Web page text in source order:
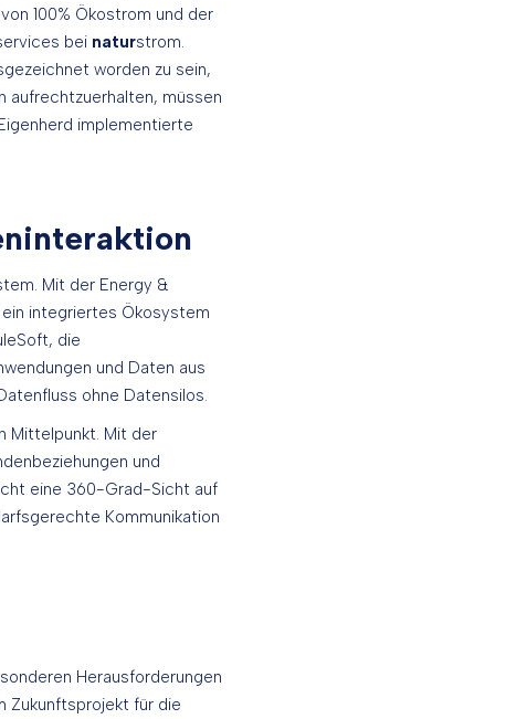
100% Ökostrom und der
bei naturstrom.
worden zu sein,
aufrechtzuerhalten, müssen
implementierte
Mit der Energy &
integriertes Ökosystem
die
und Daten aus
ohne Datensilos.
Mittelpunkt. Mit der
und
eine 360-Grad-Sicht auf
Kommunikation
Herausforderungen
Zukunftsprojekt für die